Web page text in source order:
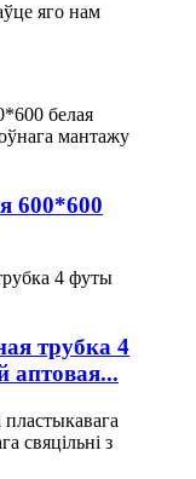
яго нам
600*600
трубка 4
аптовая...